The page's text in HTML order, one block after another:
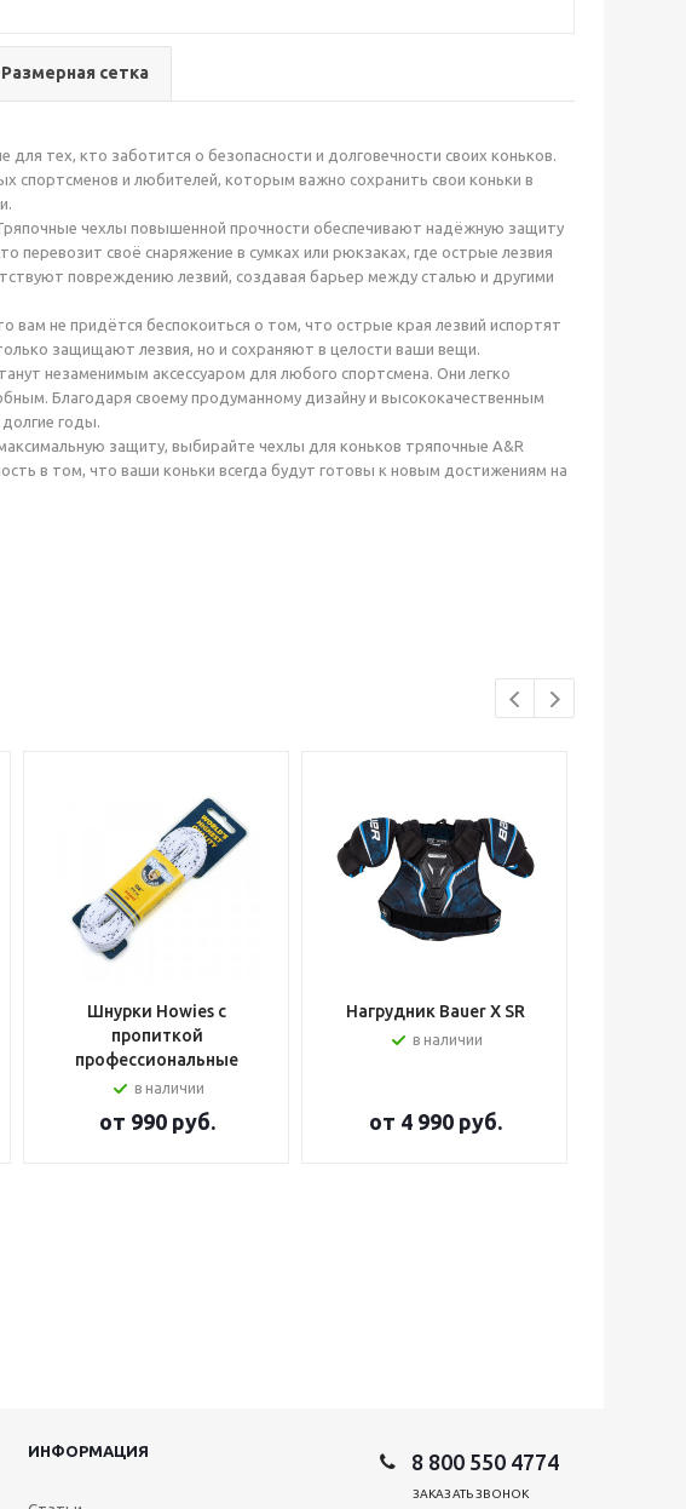
Размерная сетка
тех, кто заботится о безопасности и долговечности своих коньков.
спортсменов и любителей, которым важно сохранить свои коньки в
чехлы повышенной прочности обеспечивают надёжную защиту
перевозит своё снаряжение в сумках или рюкзаках, где острые лезвия
повреждению лезвий, создавая барьер между сталью и другими
не придётся беспокоиться о том, что острые края лезвий испортят
защищают лезвия, но и сохраняют в целости ваши вещи.
незаменимым аксессуаром для любого спортсмена. Они легко
Благодаря своему продуманному дизайну и высококачественным
годы.
защиту, выбирайте чехлы для коньков тряпочные A&R
в том, что ваши коньки всегда будут готовы к новым достижениям на
Шнурки Howies с
пропиткой
профессиональные
в наличии
от 990 руб.
Нагрудник Bauer X SR
в наличии
от 4 990 руб.
ИНФОРМАЦИЯ
8 800 550 4774
ЗАКАЗАТЬ ЗВОНОК